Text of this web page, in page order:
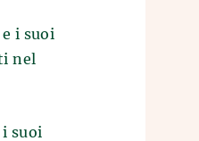
i suoi
nel
suoi